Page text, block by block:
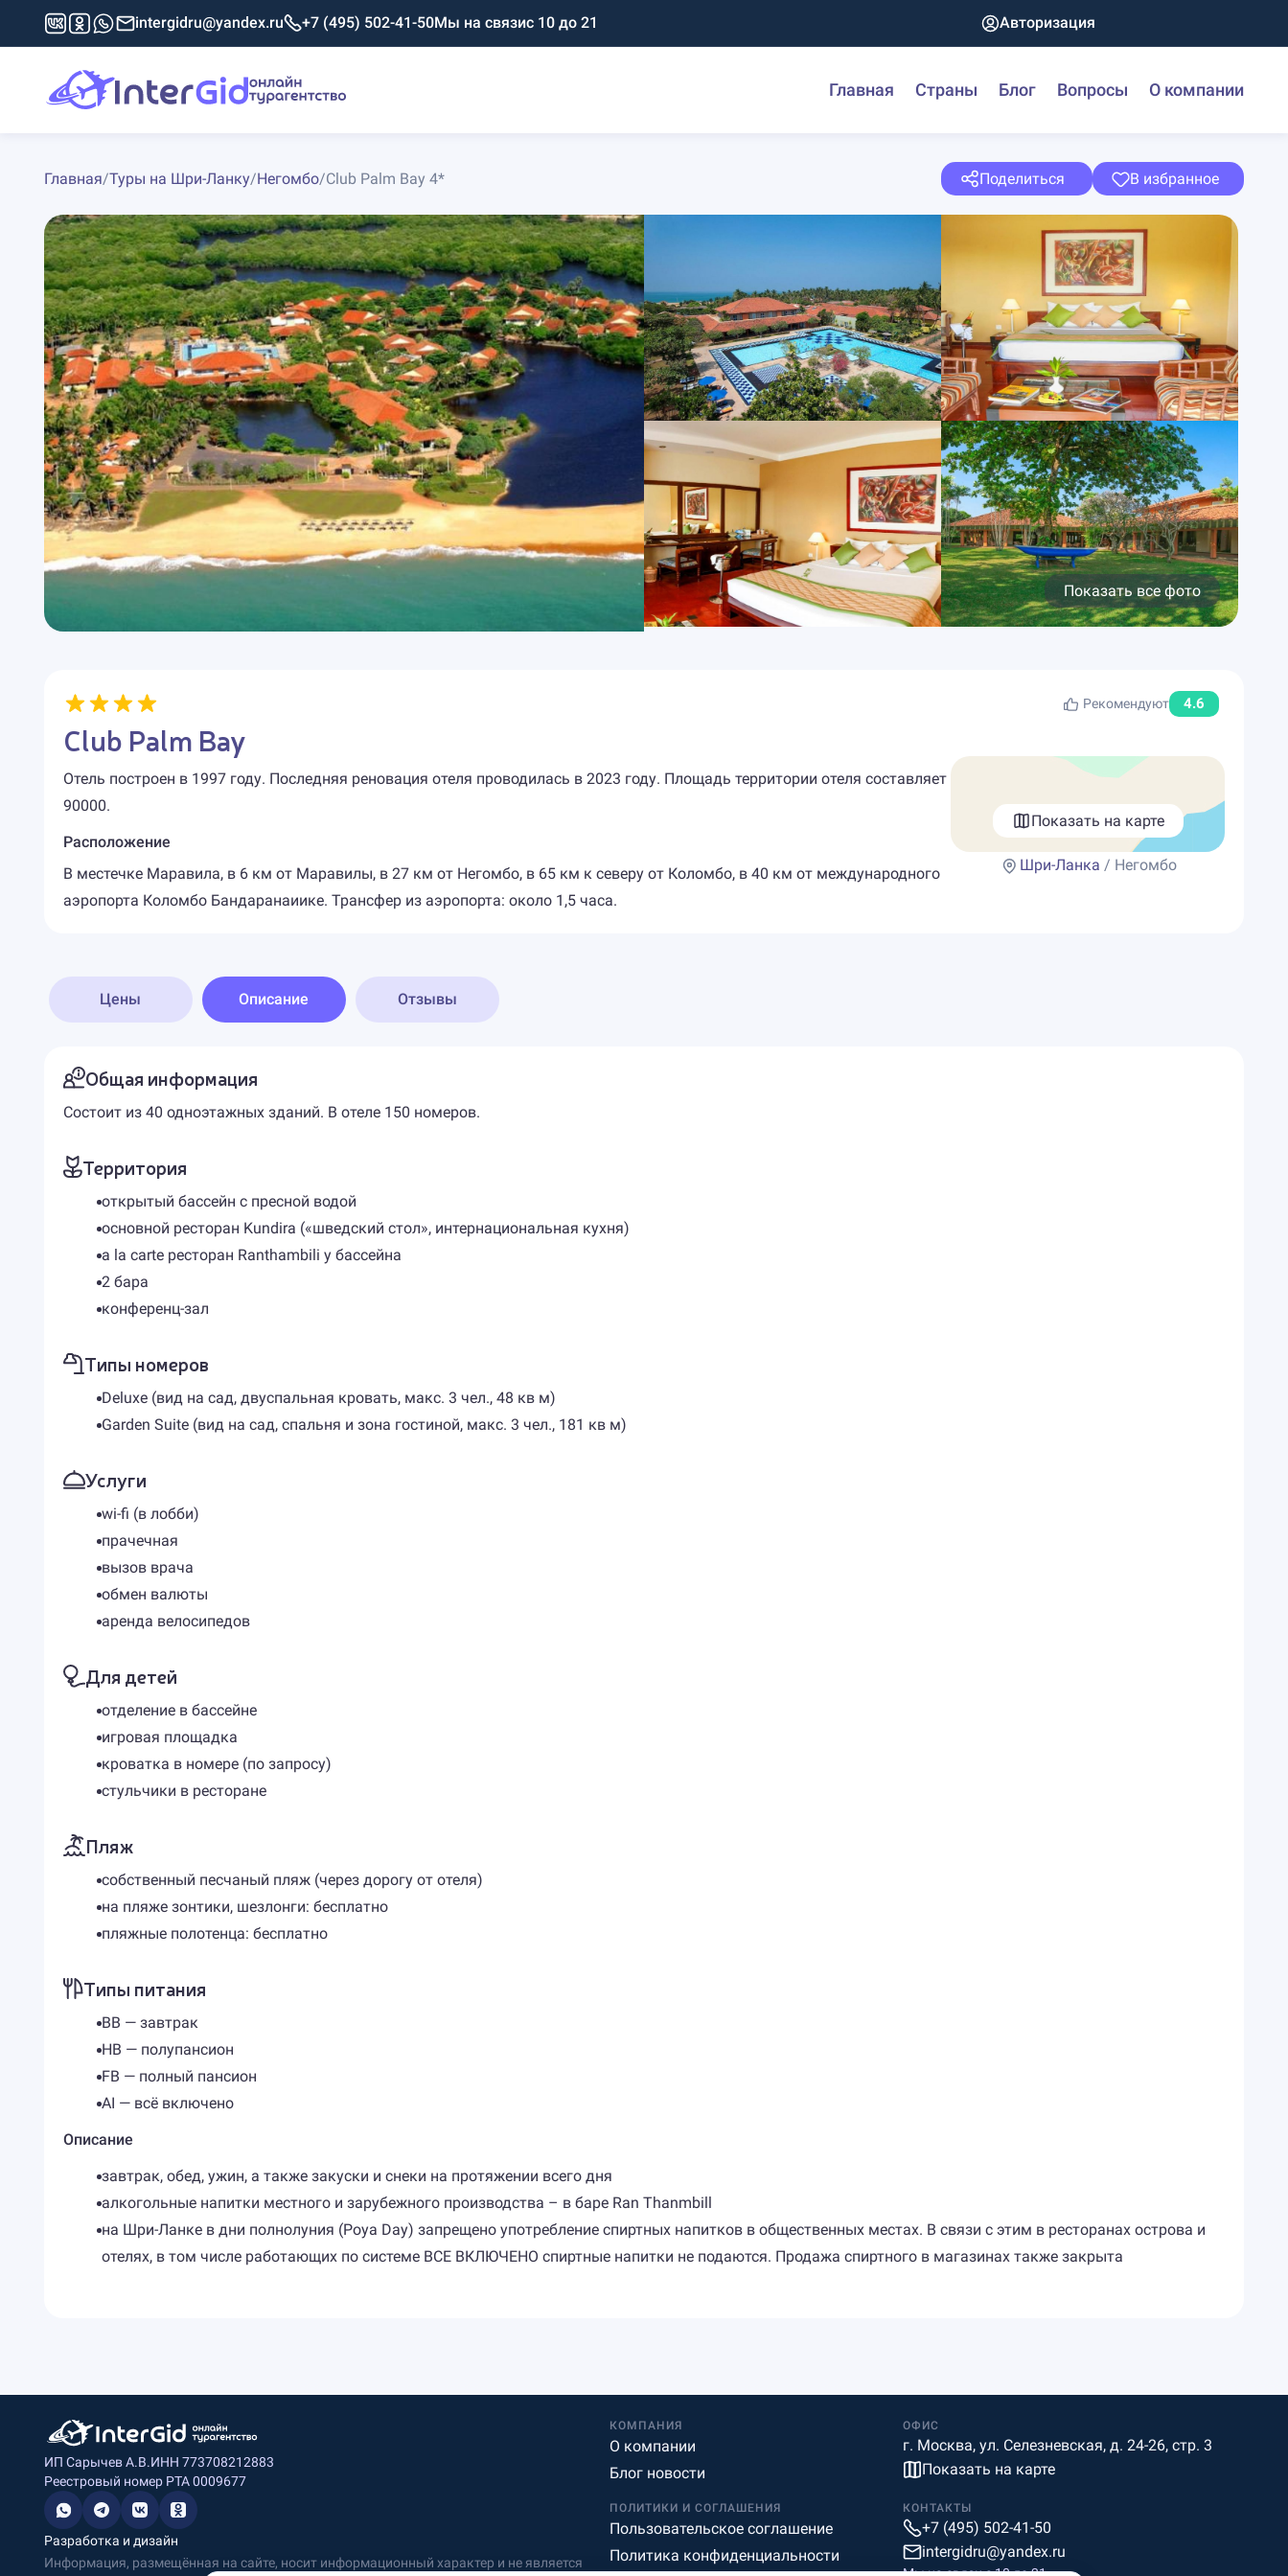
intergidru@yandex.ru +7 (495) 502-41-50Мы на связис 10 до 21 Авторизация
Главная Страны Блог Вопросы О компании
Главная/Туры на Шри-Ланку/Негомбо/Club Palm Bay 4* Поделиться В избранное
Показать все фото
Рекомендуют 4.6
Club Palm Bay
Отель построен в 1997 году. Последняя реновация отеля проводилась в 2023 году. Площадь территории отеля составляет
90000.
Расположение
В местечке Маравила, в 6 км от Маравилы, в 27 км от Негомбо, в 65 км к северу от Коломбо, в 40 км от международного
аэропорта Коломбо Бандаранаиике. Трансфер из аэропорта: около 1,5 часа.
Показать на карте
Шри-Ланка / Негомбо
Цены Описание Отзывы
Общая информация
Состоит из 40 одноэтажных зданий. В отеле 150 номеров.
Территория
открытый бассейн с пресной водой
основной ресторан Kundira («шведский стол», интернациональная кухня)
a la carte ресторан Ranthambili у бассейна
2 бара
конференц-зал
Типы номеров
Deluxe (вид на сад, двуспальная кровать, макс. 3 чел., 48 кв м)
Garden Suite (вид на сад, спальня и зона гостиной, макс. 3 чел., 181 кв м)
Услуги
wi-fi (в лобби)
прачечная
вызов врача
обмен валюты
аренда велосипедов
Для детей
отделение в бассейне
игровая площадка
кроватка в номере (по запросу)
стульчики в ресторане
Пляж
собственный песчаный пляж (через дорогу от отеля)
на пляже зонтики, шезлонги: бесплатно
пляжные полотенца: бесплатно
Типы питания
BB — завтрак
HB — полупансион
FB — полный пансион
AI — всё включено
Описание
завтрак, обед, ужин, а также закуски и снеки на протяжении всего дня
алкогольные напитки местного и зарубежного производства – в баре Ran Thanmbill
на Шри-Ланке в дни полнолуния (Poya Day) запрещено употребление спиртных напитков в общественных местах. В связи с этим в ресторанах острова и
отелях, в том числе работающих по системе ВСЕ ВКЛЮЧЕНО спиртные напитки не подаются. Продажа спиртного в магазинах также закрыта
ИП Сарычев А.В.ИНН 773708212883
Реестровый номер РТА 0009677
Разработка и дизайн
Информация, размещённая на сайте, носит информационный характер и не является
КОМПАНИЯ
О компании
Блог новости
ОФИС
г. Москва, ул. Селезневская, д. 24-26, стр. 3
Показать на карте
ПОЛИТИКИ И СОГЛАШЕНИЯ
Пользовательское соглашение
Политика конфиденциальности
КОНТАКТЫ
+7 (495) 502-41-50
intergidru@yandex.ru